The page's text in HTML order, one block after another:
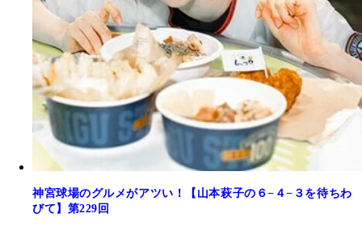
神宮球場のグルメがアツい！【山本萩子の６−４−３を待ちわ
びて】第229回